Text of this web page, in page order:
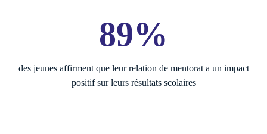
89%
des jeunes affirment que leur relation de mentorat a un impact
positif sur leurs résultats scolaires